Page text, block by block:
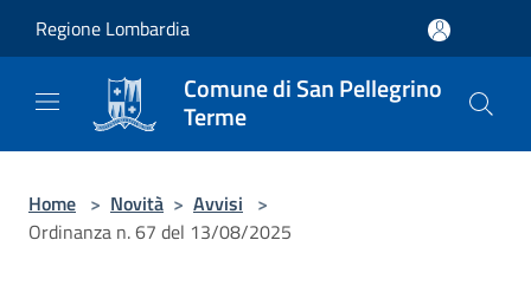
Regione Lombardia
Comune di San Pellegrino
Terme
Home > Novità > Avvisi >
Ordinanza n. 67 del 13/08/2025